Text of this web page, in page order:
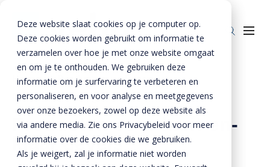
Deze website slaat cookies op je computer op.
Deze cookies worden gebruikt om informatie te
verzamelen over hoe je met onze website omgaat
en om je te onthouden. We gebruiken deze
informatie om je surfervaring te verbeteren en
personaliseren, en voor analyse en meetgegevens
over onze bezoekers, zowel op deze website als
via andere media. Zie ons Privacybeleid voor meer
informatie over de cookies die we gebruiken.
Als je weigert, zal je informatie niet worden
Producten
Beton
Betonproducten
Lateien
Producten voor kant-en-klaar gevels
Staal
Staalproducten
BTE Groep
Onze verhalen
Home» Producten»Beton»
Prefab steenstripgevels
Producten voor kant-en-
klaar gevels